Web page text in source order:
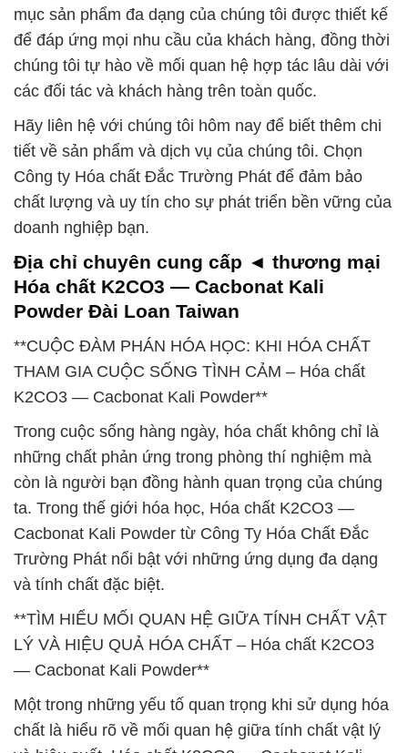
mục sản phẩm đa dạng của chúng tôi được thiết kế
để đáp ứng mọi nhu cầu của khách hàng, đồng thời
chúng tôi tự hào về mối quan hệ hợp tác lâu dài với
các đối tác và khách hàng trên toàn quốc.
Hãy liên hệ với chúng tôi hôm nay để biết thêm chi
tiết về sản phẩm và dịch vụ của chúng tôi. Chọn
Công ty Hóa chất Đắc Trường Phát để đảm bảo
chất lượng và uy tín cho sự phát triển bền vững của
doanh nghiệp bạn.
Địa chỉ chuyên cung cấp ◄ thương mại
Hóa chất K2CO3 — Cacbonat Kali
Powder Đài Loan Taiwan
**CUỘC ĐÀM PHÁN HÓA HỌC: KHI HÓA CHẤT
THAM GIA CUỘC SỐNG TÌNH CẢM – Hóa chất
K2CO3 — Cacbonat Kali Powder**
Trong cuộc sống hàng ngày, hóa chất không chỉ là
những chất phản ứng trong phòng thí nghiệm mà
còn là người bạn đồng hành quan trọng của chúng
ta. Trong thế giới hóa học, Hóa chất K2CO3 —
Cacbonat Kali Powder từ Công Ty Hóa Chất Đắc
Trường Phát nổi bật với những ứng dụng đa dạng
và tính chất đặc biệt.
**TÌM HIỂU MỐI QUAN HỆ GIỮA TÍNH CHẤT VẬT
LÝ VÀ HIỆU QUẢ HÓA CHẤT – Hóa chất K2CO3
— Cacbonat Kali Powder**
Một trong những yếu tố quan trọng khi sử dụng hóa
chất là hiểu rõ về mối quan hệ giữa tính chất vật lý